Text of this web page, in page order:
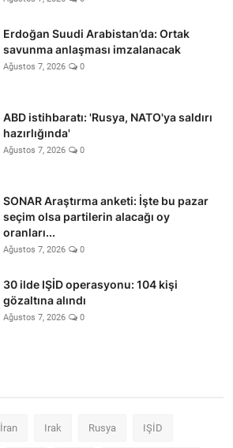
Erdoğan Suudi Arabistan’da: Ortak
savunma anlaşması imzalanacak
Ağustos 7, 2026 0
ABD istihbaratı: 'Rusya, NATO'ya saldırı
hazırlığında'
Ağustos 7, 2026 0
SONAR Araştırma anketi: İşte bu pazar
seçim olsa partilerin alacağı oy
oranları...
Ağustos 7, 2026 0
30 ilde IŞİD operasyonu: 104 kişi
gözaltına alındı
Ağustos 7, 2026 0
İran Irak Rusya IŞİD